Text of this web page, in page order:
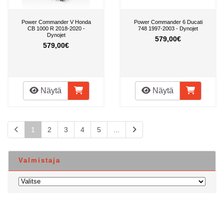
Power Commander V Honda
CB 1000 R 2018-2020 -
Dynojet
579,00€
Näytä
Power Commander 6 Ducati
748 1997-2003 - Dynojet
579,00€
Näytä
1 2 3 4 5
Valmistaja